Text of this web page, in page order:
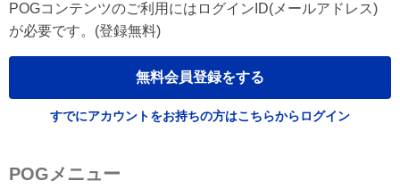
POGコンテンツのご利用にはログインID(メールアドレス)
が必要です。(登録無料)
無料会員登録をする
すでにアカウントをお持ちの方はこちらからログイン
POGメニュー